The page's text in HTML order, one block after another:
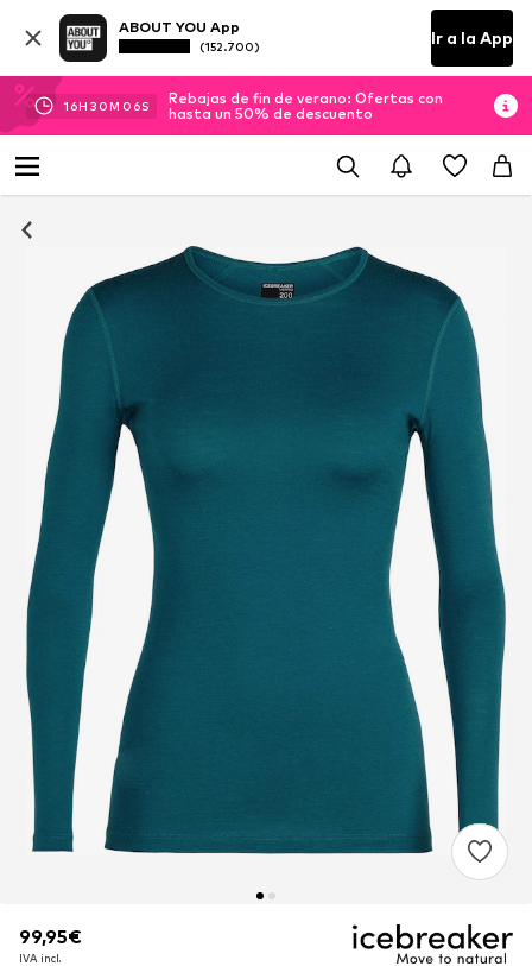
ABOUT YOU App
(152.700) Ir a la App
16H 30M 05S
Rebajas de fin de verano: Ofertas con
hasta un 50% de descuento
99,95€
IVA incl.
99,95€
IVA incl.